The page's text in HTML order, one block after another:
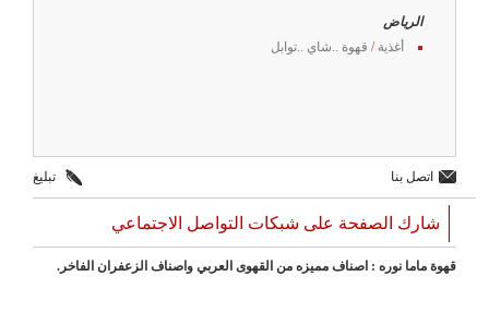
الرياض
أغذية / قهوة ..شاي ..توابل
اتصل بنا تبليغ
شارك الصفحة على شبكات التواصل الاجتماعي
قهوة ماما نوره : اصناف مميزه من القهوى العربي واصناف الزعفران الفاخر.